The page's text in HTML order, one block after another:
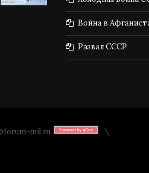
Война в
Развал СССР
mil.ru